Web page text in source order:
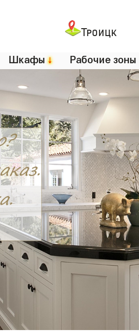
Троицк
Шкафы↓ Рабочие зоны